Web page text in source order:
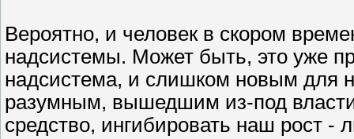
Вероятно, и человек в скором
надсистемы. Может быть, это уже
надсистема, и слишком новым для
разумным, вышедшим из-под
средство, ингибировать наш рост